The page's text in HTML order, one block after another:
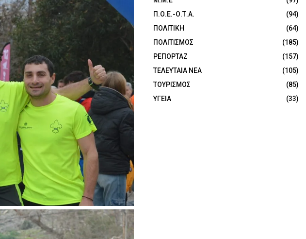
Π.Ο.Ε.-Ο.Τ.Α.
(94)
ΠΟΛΙΤΙΚΗ
(64)
ΠΟΛΙΤΙΣΜΟΣ
(185)
ΡΕΠΟΡΤΑΖ
(157)
ΤΕΛΕΥΤΑΙΑ ΝΕΑ
(105)
ΤΟΥΡΙΣΜΟΣ
(85)
ΥΓΕΙΑ
(33)